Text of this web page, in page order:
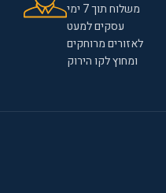
משלוח תוך 7 ימי
עסקים למעט
לאזורים מרוחקים
ומחוץ לקו הירוק